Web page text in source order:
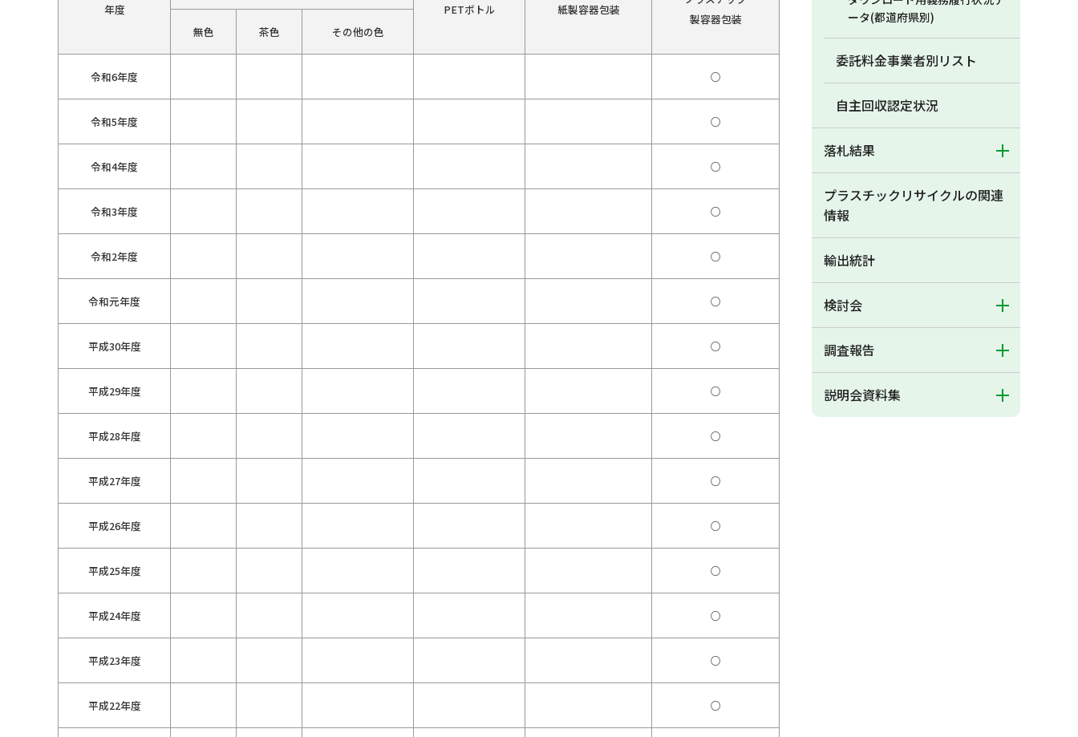
年度
PETボトル
紙製容器包装
製容器包装
無色
茶色 その他の色
令和6年度 ○
令和5年度 ○
令和4年度 ○
令和3年度 ○
令和2年度 ○
令和元年度 ○
平成30年度 ○
平成29年度 ○
平成28年度 ○
平成27年度 ○
平成26年度 ○
平成25年度 ○
平成24年度 ○
平成23年度 ○
平成22年度 ○
ータ(都道府県別)
委託料金事業者別リスト
自主回収認定状況
落札結果
プラスチックリサイクルの関連
情報
輸出統計
検討会
調査報告
説明会資料集